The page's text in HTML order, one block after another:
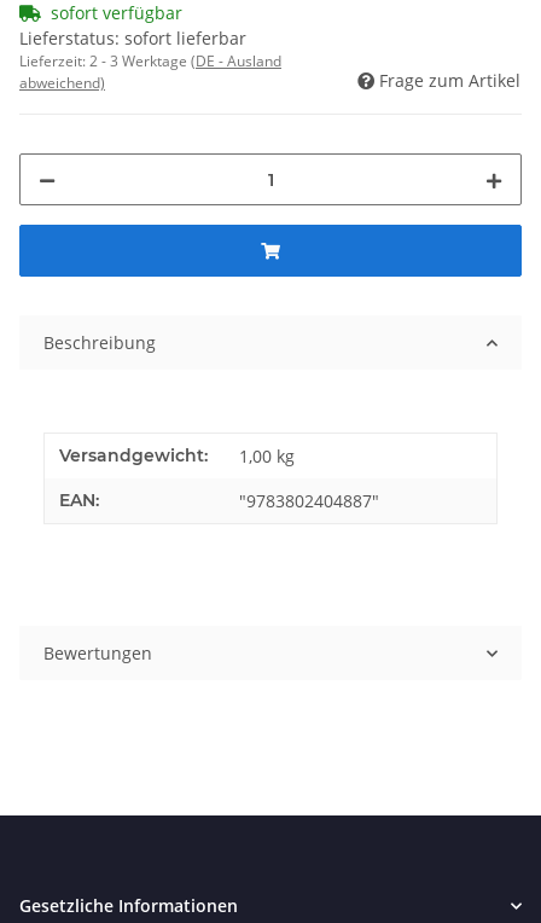
sofort verfügbar
Lieferstatus: sofort lieferbar
Lieferzeit:2 - 3 Werktage (DE - Ausland
abweichend)
Frage zum Artikel
Beschreibung
Versandgewicht: 1,00 kg
EAN: "9783802404887"
Bewertungen
Gesetzliche Informationen